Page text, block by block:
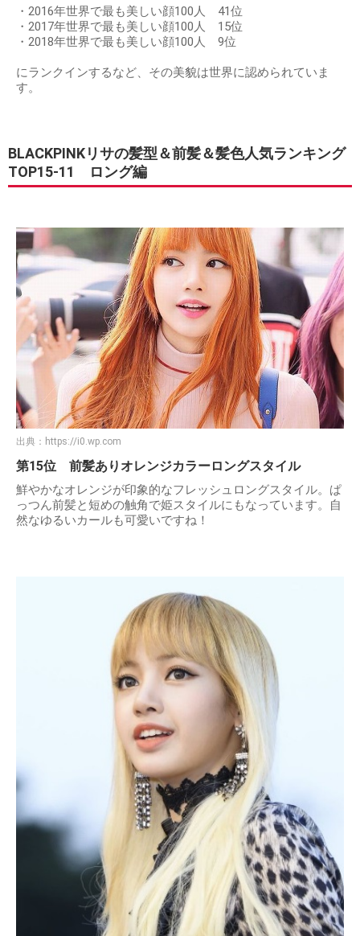
・2016年世界で最も美しい顔100人 41位
・2017年世界で最も美しい顔100人 15位
・2018年世界で最も美しい顔100人 9位
にランクインするなど、その美貌は世界に認められていま
す。
BLACKPINKリサの髪型＆前髪＆髪色人気ランキング
TOP15-11 ロング編
出典： https://i0.wp.com
第15位 前髪ありオレンジカラーロングスタイル
鮮やかなオレンジが印象的なフレッシュロングスタイル。ぱ
っつん前髪と短めの触角で姫スタイルにもなっています。自
然なゆるいカールも可愛いですね！